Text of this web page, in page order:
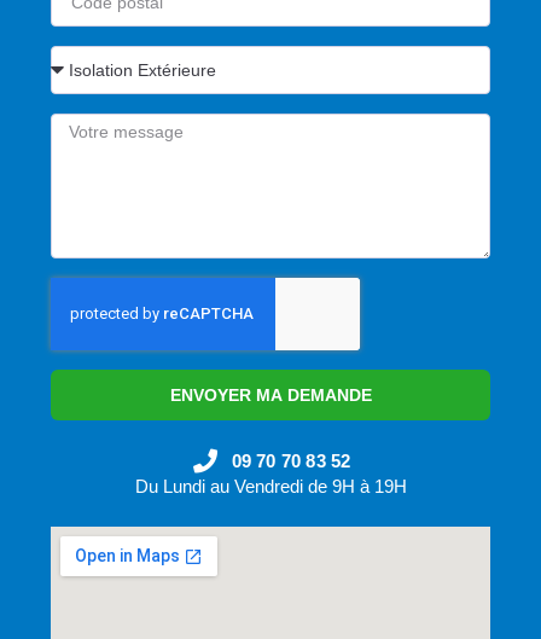
ENVOYER MA DEMANDE
09 70 70 83 52
Du Lundi au Vendredi de 9H à 19H